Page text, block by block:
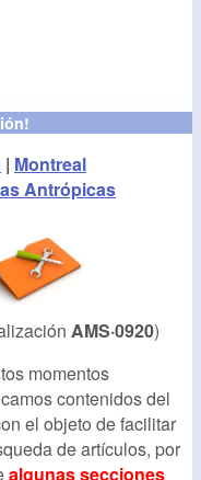
| Montreal
Antrópicas
AMS·0920)
momentos
contenidos del
el objeto de facilitar
de artículos, por
algunas secciones